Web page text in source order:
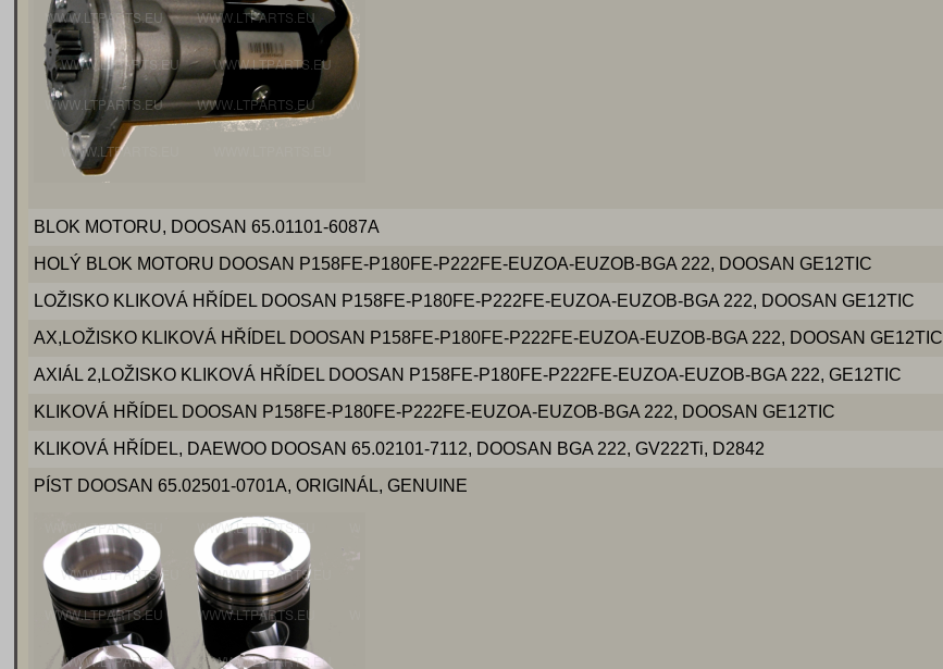
BLOK MOTORU, DOOSAN 65.01101-6087A
HOLÝ BLOK MOTORU DOOSAN P158FE-P180FE-P222FE-EUZOA-EUZOB-BGA 222, DOOSAN GE12TIC
LOŽISKO KLIKOVÁ HŘÍDEL DOOSAN P158FE-P180FE-P222FE-EUZOA-EUZOB-BGA 222, DOOSAN GE12TIC
AX,LOŽISKO KLIKOVÁ HŘÍDEL DOOSAN P158FE-P180FE-P222FE-EUZOA-EUZOB-BGA 222, DOOSAN GE12TIC
AXIÁL 2,LOŽISKO KLIKOVÁ HŘÍDEL DOOSAN P158FE-P180FE-P222FE-EUZOA-EUZOB-BGA 222, GE12TIC
KLIKOVÁ HŘÍDEL DOOSAN P158FE-P180FE-P222FE-EUZOA-EUZOB-BGA 222, DOOSAN GE12TIC
KLIKOVÁ HŘÍDEL, DAEWOO DOOSAN 65.02101-7112, DOOSAN BGA 222, GV222Ti, D2842
PÍST DOOSAN 65.02501-0701A, ORIGINÁL, GENUINE